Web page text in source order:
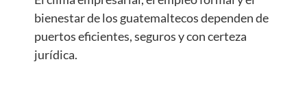
bienestar de los guatemaltecos dependen de
puertos eficientes, seguros y con certeza
jurídica.